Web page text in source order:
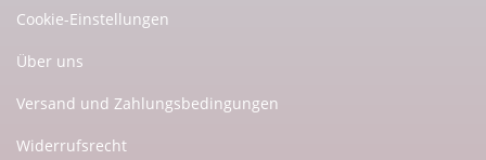
Cookie-Einstellungen
Über uns
Versand und Zahlungsbedingungen
Widerrufsrecht